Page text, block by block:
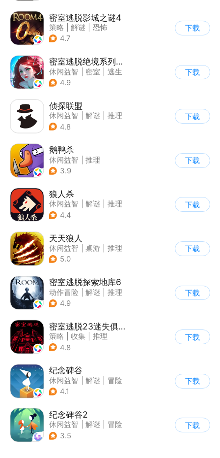
密室逃脱影城之谜4
策略 解谜
恐怖
| 密室逃脱
4.7
下载
密室逃脱绝境系列4迷失森林
休闲益智 密室
逃生
| 密室逃脱
4.9
下载
侦探联盟
休闲益智 解谜
推理
| 侦探
4.8
下载
鹅鸭杀
休闲益智
推理
| 金山世游
3.9
下载
狼人杀
休闲益智 解谜
推理
| 狼人杀
4.4
下载
天天狼人
休闲益智 桌游
推理
| 狼人杀
5.0
下载
密室逃脱探索地库6
动作冒险 解谜
推理
| 欧美风
4.9
下载
密室逃脱23迷失俱乐部
策略 收集
推理
| 密室逃脱
4.8
下载
纪念碑谷
休闲益智 解谜
冒险
| 治愈
4.1
下载
纪念碑谷2
休闲益智 解谜
冒险
| 清新
3.5
下载